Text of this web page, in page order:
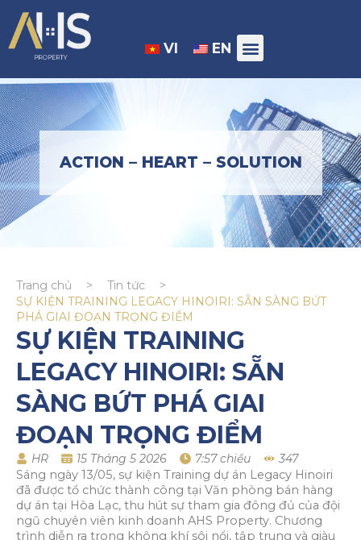
VI EN
ACTION – HEART – SOLUTION
Trang chủ > Tin tức
>
SỰ KIỆN TRAINING LEGACY HINOIRI: SẴN SÀNG BỨT
PHÁ GIAI ĐOẠN TRỌNG ĐIỂM
SỰ KIỆN TRAINING
LEGACY HINOIRI: SẴN
SÀNG BỨT PHÁ GIAI
ĐOẠN TRỌNG ĐIỂM
HR 15 Tháng 5 2026 7:57 chiều
347
Sáng ngày 13/05, sự kiện Training dự án Legacy Hinoiri
đã được tổ chức thành công tại Văn phòng bán hàng
dự án tại Hòa Lạc, thu hút sự tham gia đông đủ của đội
ngũ chuyên viên kinh doanh AHS Property. Chương
trình diễn ra trong không khí sôi nổi, tập trung và giàu